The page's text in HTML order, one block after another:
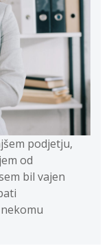
podjetju,
od
bil vajen